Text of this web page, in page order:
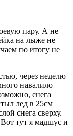
пару. А не
на лыже не
по итогу не
через неделю
навалило
снега
лед в 25см
снега сверху.
тут я мадшус и